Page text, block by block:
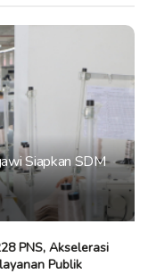
Siapkan SDM
PNS, Akselerasi
Publik